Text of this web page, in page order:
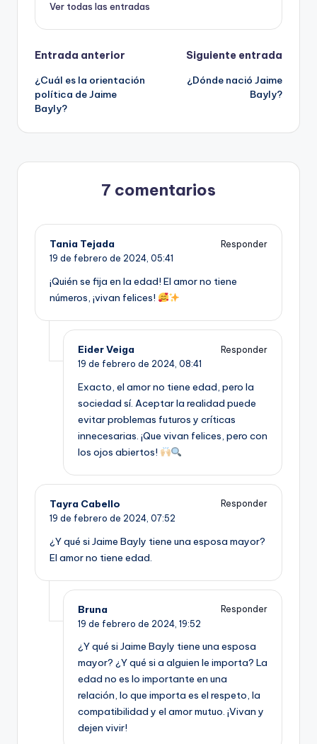
Ver todas las entradas
Navegación
de
entradas
Entrada anterior
¿Cuál es la orientación
política de Jaime
Bayly?
Siguiente entrada
¿Dónde nació Jaime
Bayly?
7 comentarios
Tania Tejada
Responder
19 de febrero de 2024, 05:41
¡Quién se fija en la edad! El amor no tiene
números, ¡vivan felices!
Eider Veiga
Responder
19 de febrero de 2024, 08:41
Exacto, el amor no tiene edad, pero la
sociedad sí. Aceptar la realidad puede
evitar problemas futuros y críticas
innecesarias. ¡Que vivan felices, pero con
los ojos abiertos!
Tayra Cabello
Responder
19 de febrero de 2024, 07:52
¿Y qué si Jaime Bayly tiene una esposa mayor?
El amor no tiene edad.
Bruna
Responder
19 de febrero de 2024, 19:52
¿Y qué si Jaime Bayly tiene una esposa
mayor? ¿Y qué si a alguien le importa? La
edad no es lo importante en una
relación, lo que importa es el respeto, la
compatibilidad y el amor mutuo. ¡Vivan y
dejen vivir!